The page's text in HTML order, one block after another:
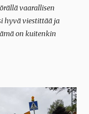
vaarallisen
hyvä viestittää ja
on kuitenkin